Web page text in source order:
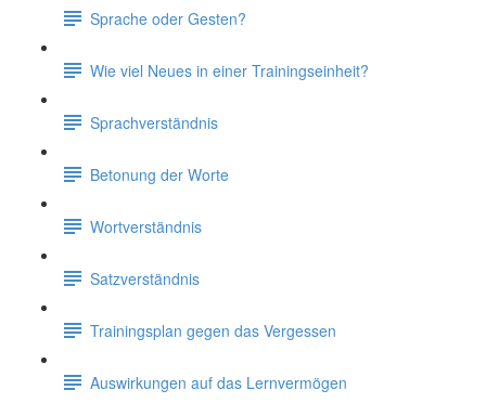
Sprache oder Gesten?
Wie viel Neues in einer Trainingseinheit?
Sprachverständnis
Betonung der Worte
Wortverständnis
Satzverständnis
Trainingsplan gegen das Vergessen
Auswirkungen auf das Lernvermögen